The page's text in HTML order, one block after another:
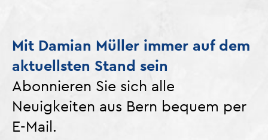
Mit Damian Müller immer auf dem
aktuellsten Stand sein
Abonnieren Sie sich alle
Neuigkeiten aus Bern bequem per
E-Mail.